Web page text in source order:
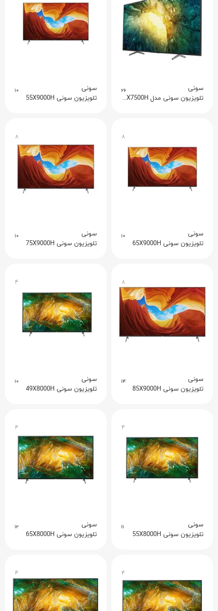
سونی ۲۶
تلویزیون سونی مدل 65X7500H
سونی ۱۰
تلویزیون سونی 55X9000H
۸
سونی ۱۰
تلویزیون سونی 65X9000H
۸
سونی ۱۰
تلویزیون سونی 75X9000H
۸
سونی ۱۴
تلویزیون سونی 85X9000H
۴
سونی ۱۰
تلویزیون سونی 49X8000H
۴
سونی ۱۱
تلویزیون سونی 55X8000H
۴
سونی ۱۲
تلویزیون سونی 65X8000H
۴ ۴